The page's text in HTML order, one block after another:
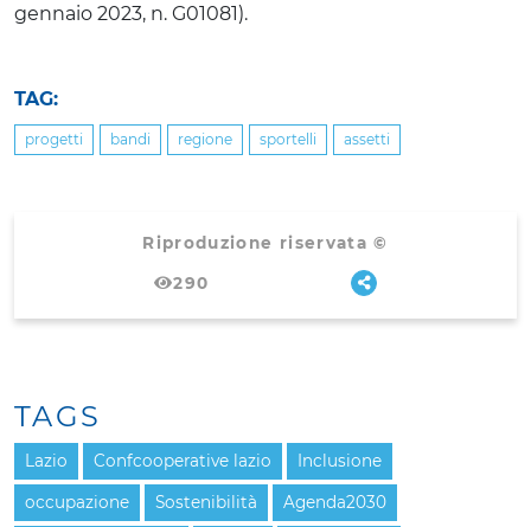
gennaio 2023, n. G01081).
TAG:
progetti bandi regione sportelli assetti
Riproduzione riservata ©
290
TAGS
Lazio Confcooperative lazio Inclusione
occupazione Sostenibilità Agenda2030